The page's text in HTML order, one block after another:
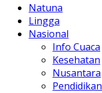
Natuna
Lingga
Nasional
Info Cuaca
Kesehatan
Nusantara
Pendidikan